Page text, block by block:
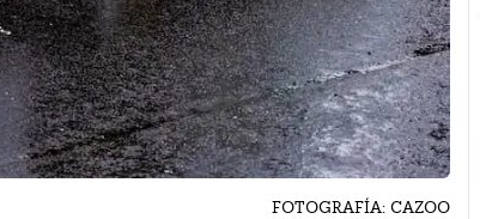
FOTOGRAFÍA: CAZOO